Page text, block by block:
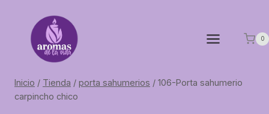
contenido
0
Inicio / Tienda / porta sahumerios / 106-Porta sahumerio
carpincho chico